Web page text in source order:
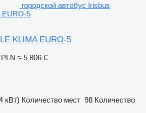
городской автобус Irisbus
EURO-5
KLIMA EURO-5
≈ 5 806 €
кВт) Количество мест 98 Количество